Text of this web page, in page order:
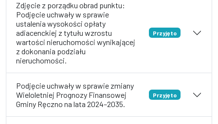
Zdjęcie z porządku obrad punktu:
Podjęcie uchwały w sprawie
ustalenia wysokości opłaty
adiacenckiej z tytułu wzrostu
wartości nieruchomości wynikającej
z dokonania podziału
nieruchomości.
Przyjęto
Podjęcie uchwały w sprawie zmiany
Wieloletniej Prognozy Finansowej
Gminy Ręczno na lata 2024–2035.
Przyjęto